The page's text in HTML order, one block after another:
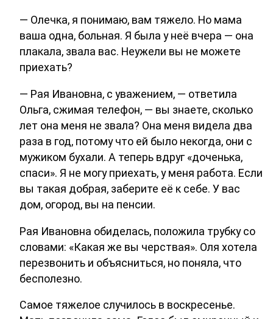
— Олечка, я понимаю, вам тяжело. Но мама
ваша одна, больная. Я была у неё вчера — она
плакала, звала вас. Неужели вы не можете
приехать?
— Рая Ивановна, с уважением, — ответила
Ольга, сжимая телефон, — вы знаете, сколько
лет она меня не звала? Она меня видела два
раза в год, потому что ей было некогда, они с
мужиком бухали. А теперь вдруг «доченька,
спаси». Я не могу приехать, у меня работа. Если
вы такая добрая, заберите её к себе. У вас
дом, огород, вы на пенсии.
Рая Ивановна обиделась, положила трубку со
словами: «Какая же вы черствая». Оля хотела
перезвонить и объясниться, но поняла, что
бесполезно.
Самое тяжелое случилось в воскресенье.